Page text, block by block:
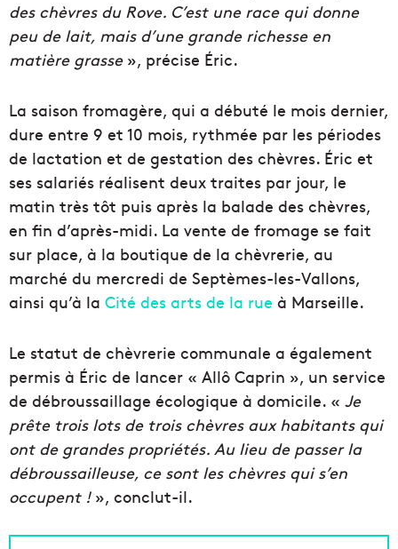
des chèvres du Rove. C’est une race qui donne
peu de lait, mais d’une grande richesse en
matière grasse», précise Éric.
La saison fromagère, qui a débuté le mois dernier,
dure entre 9 et 10 mois, rythmée par les périodes
de lactation et de gestation des chèvres. Éric et
ses salariés réalisent deux traites par jour, le
matin très tôt puis après la balade des chèvres,
en fin d’après-midi. La vente de fromage se fait
sur place, à la boutique de la chèvrerie, au
marché du mercredi de Septèmes-les-Vallons,
ainsi qu’à la Cité des arts de la rue à Marseille.
Le statut de chèvrerie communale a également
permis à Éric de lancer « Allô Caprin », un service
de débroussaillage écologique à domicile. « Je
prête trois lots de trois chèvres aux habitants qui
ont de grandes propriétés. Au lieu de passer la
débroussailleuse, ce sont les chèvres qui s’en
occupent !», conclut-il.